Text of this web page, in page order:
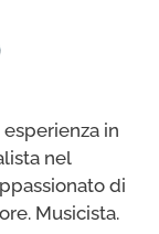
in
nel
di
Musicista.